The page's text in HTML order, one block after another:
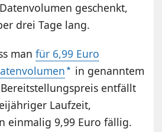
geschenkt,
drei Tage lang.
manfür 6,99 Euro
in genanntem
entfällt
Laufzeit,
einmalig 9,99 Euro fällig.